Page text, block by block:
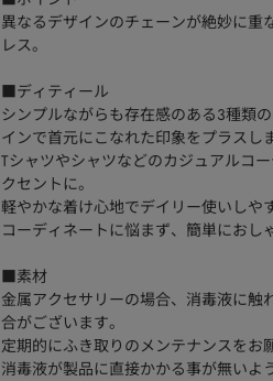
異なるデザインのチェーンが絶妙に重
レス。
■ディティール
シンプルながらも存在感のある3種類
インで首元にこなれた印象をプラスし
Tシャツやシャツなどのカジュアルコ
クセントに。
軽やかな着け心地でデイリー使いしや
コーディネートに悩まず、簡単におし
■素材
金属アクセサリーの場合、消毒液に
合がございます。
定期的にふき取りのメンテナンスをお
消毒液が製品に直接かかる事が無いよ